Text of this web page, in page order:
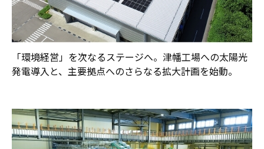
「環境経営」を次なるステージへ。津幡工場への太陽光
発電導入と、主要拠点へのさらなる拡大計画を始動。